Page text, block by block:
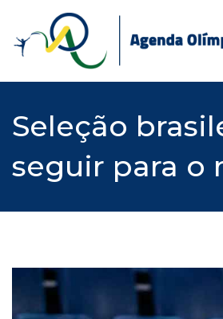
content
Seleção
seguir para o